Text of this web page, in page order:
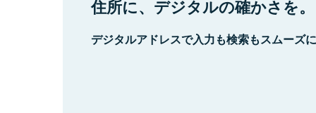
住所に、デジタルの確かさを。
デジタルアドレスで入力も検索もスムーズ